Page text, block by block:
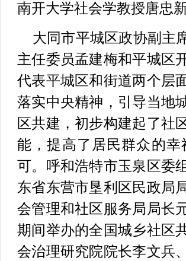
南开大学社会学教授唐忠
大同市平城区政协副主
主任委员孟建梅和平城区
代表平城区和街道两个层
落实中央精神，引导当地
区共建，初步构建起了社
能，提高了居民群众的
可。呼和浩特市玉泉区委
东省东营市垦利区民政局
会管理和社区服务局局长
期间举办的全国城乡社区
会治理研究院院长李文兵